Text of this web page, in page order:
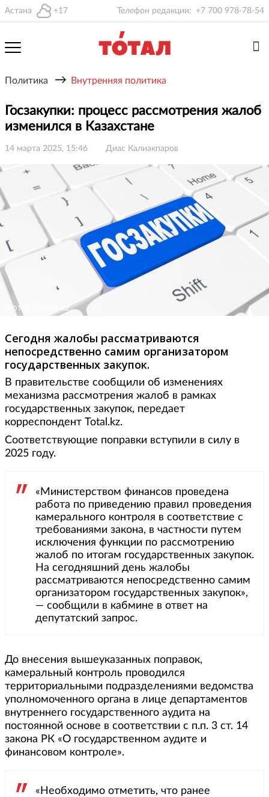
Астана +17 Телефон редакции: +7 700 978-78-54
Политика → Внутренняя политика
Госзакупки: процесс рассмотрения жалоб
изменился в Казахстане
14 марта 2025, 15:46 Диас Калиакпаров
Фото: kapital.kz
Сегодня жалобы рассматриваются
непосредственно самим организатором
государственных закупок.
В правительстве сообщили об изменениях
механизма рассмотрения жалоб в рамках
государственных закупок, передает
корреспондент Total.kz.
Соответствующие поправки вступили в силу в
2025 году.
«Министерством финансов проведена
работа по приведению правил проведения
камерального контроля в соответствие с
требованиями закона, в частности путем
исключения функции по рассмотрению
жалоб по итогам государственных закупок.
На сегодняшний день жалобы
рассматриваются непосредственно самим
организатором государственных закупок»,
— сообщили в кабмине в ответ на
депутатский запрос.
До внесения вышеуказанных поправок,
камеральный контроль проводился
территориальными подразделениями ведомства
уполномоченного органа в лице департаментов
внутреннего государственного аудита на
постоянной основе в соответствии с п.п. 3 ст. 14
закона РК «О государственном аудите и
финансовом контроле».
«Необходимо отметить, что ранее